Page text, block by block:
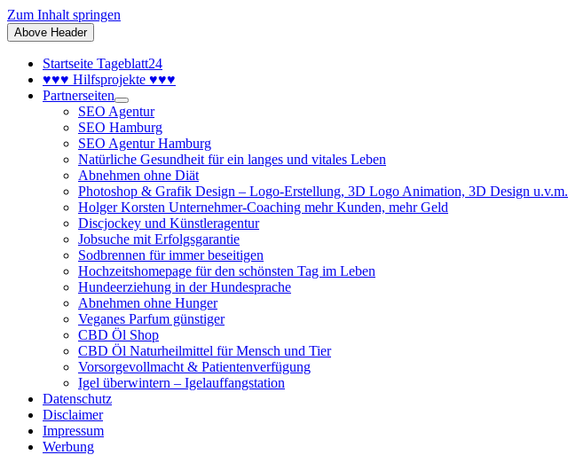
Zum Inhalt springen
Above Header
Startseite Tageblatt24
♥♥♥ Hilfsprojekte ♥♥♥
Partnerseiten
SEO Agentur
SEO Hamburg
SEO Agentur Hamburg
Natürliche Gesundheit für ein langes und vitales Leben
Abnehmen ohne Diät
Photoshop & Grafik Design – Logo-Erstellung, 3D Logo Animation, 3D Design u.v.m.
Holger Korsten Unternehmer-Coaching mehr Kunden, mehr Geld
Discjockey und Künstleragentur
Jobsuche mit Erfolgsgarantie
Sodbrennen für immer beseitigen
Hochzeitshomepage für den schönsten Tag im Leben
Hundeerziehung in der Hundesprache
Abnehmen ohne Hunger
Veganes Parfum günstiger
CBD Öl Shop
CBD Öl Naturheilmittel für Mensch und Tier
Vorsorgevollmacht & Patientenverfügung
Igel überwintern – Igelauffangstation
Datenschutz
Disclaimer
Impressum
Werbung